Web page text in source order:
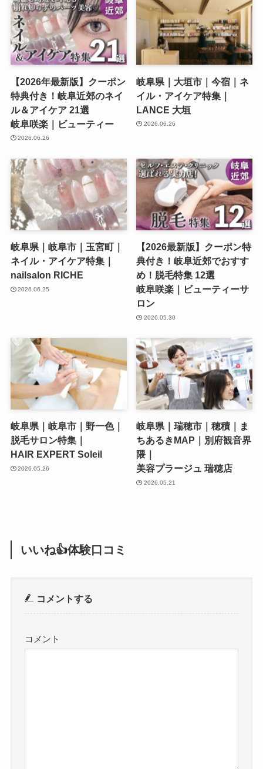
【2026年最新版】クーポン
特典付き！岐阜近郊のネイ
ル＆アイケア 21選
岐阜咲楽｜ビューティー
2026.06.26
岐阜県｜大垣市｜今宿｜ネ
イル・アイケア特集｜
LANCE 大垣
2026.06.26
岐阜県｜岐阜市｜玉宮町｜
ネイル・アイケア特集｜
nailsalon RICHE
2026.06.25
【2026最新版】クーポン特
典付き！岐阜近郊でおすす
め！脱毛特集 12選
岐阜咲楽｜ビューティーサ
ロン
2026.05.30
岐阜県｜岐阜市｜野一色｜
脱毛サロン特集｜
HAIR EXPERT Soleil
2026.05.26
岐阜県｜瑞穂市｜穂積｜ま
ちあるきMAP｜別府観音界
隈｜
美容プラージュ 瑞穂店
2026.05.21
いいね👍体験口コミ
コメントする
コメント